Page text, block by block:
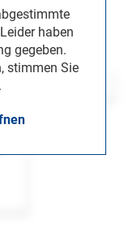
haben
gegeben.
stimmen Sie